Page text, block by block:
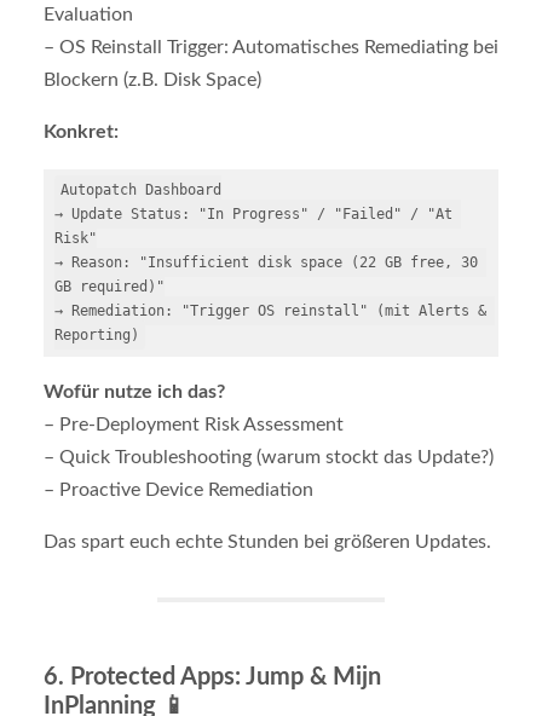
Evaluation
– OS Reinstall Trigger: Automatisches Remediating bei
Blockern (z.B. Disk Space)
Konkret:
Autopatch Dashboard
→ Update Status: "In Progress" / "Failed" / "At
Risk"
→ Reason: "Insufficient disk space (22 GB free, 30
GB required)"
→ Remediation: "Trigger OS reinstall" (mit Alerts &
Wofür nutze ich das?
– Pre-Deployment Risk Assessment
– Quick Troubleshooting (warum stockt das Update?)
– Proactive Device Remediation
Das spart euch echte Stunden bei größeren Updates.
6. Protected Apps: Jump & Mijn
InPlanning📱